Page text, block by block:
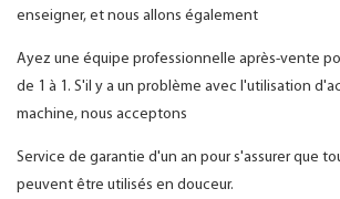
enseigner, et nous allons également
Ayez une équipe professionnelle après-vente
de 1 à 1. S'il y a un problème avec l'utilisation
machine, nous acceptons
Service de garantie d'un an pour s'assurer que
peuvent être utilisés en douceur.